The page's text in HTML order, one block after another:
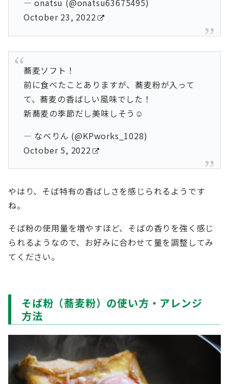
— onatsu (@onatsu63675495)
October 23, 2022
蕎麦ソフト！
前に食べたことありますが、蕎麦粉が入って
て、蕎麦の香ばしい風味でした！
新蕎麦の季節だし美味しそう☺️
— なべりん (@KPworks_1028)
October 5, 2022
やはり、そば特有の香ばしさを感じられるようです
ね。
そば粉の使用量を増やすほど、そばの香りを強く感じ
られるようなので、お好みに合わせて量を調整してみ
てください。
そば粉（蕎麦粉）の使い方・アレンジ
方法